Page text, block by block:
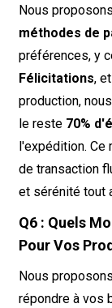
Nous
méthodes de
préférences, y
Félicitations, et
production,
le reste 70%
l'expédition.
de transaction
et sérénité tout
Q6 : Quels
Pour Vos
Nous
répondre à vos